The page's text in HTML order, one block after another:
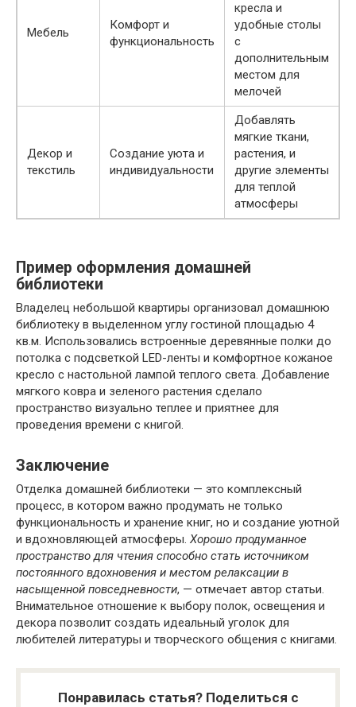
Мебель
Комфорт и
функциональность
кресла и
удобные столы
с
дополнительным
местом для
мелочей
Декор и
текстиль
Создание уюта и
индивидуальности
Добавлять
мягкие ткани,
растения, и
другие элементы
для теплой
атмосферы
Пример оформления домашней
библиотеки
Владелец небольшой квартиры организовал домашнюю
библиотеку в выделенном углу гостиной площадью 4
кв.м. Использовались встроенные деревянные полки до
потолка с подсветкой LED-ленты и комфортное кожаное
кресло с настольной лампой теплого света. Добавление
мягкого ковра и зеленого растения сделало
пространство визуально теплее и приятнее для
проведения времени с книгой.
Заключение
Отделка домашней библиотеки — это комплексный
процесс, в котором важно продумать не только
функциональность и хранение книг, но и создание уютной
и вдохновляющей атмосферы. Хорошо продуманное
пространство для чтения способно стать источником
постоянного вдохновения и местом релаксации в
насыщенной повседневности, — отмечает автор статьи.
Внимательное отношение к выбору полок, освещения и
декора позволит создать идеальный уголок для
любителей литературы и творческого общения с книгами.
Понравилась статья? Поделиться с